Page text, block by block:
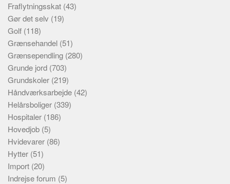
Fraflytningsskat (43)
Gør det selv (19)
Golf (118)
Grænsehandel (51)
Grænsependling (280)
Grunde jord (703)
Grundskoler (219)
Håndværksarbejde (42)
Helårsboliger (339)
Hospitaler (186)
Hovedjob (5)
Hvidevarer (86)
Hytter (51)
Import (20)
Indrejse forum (5)